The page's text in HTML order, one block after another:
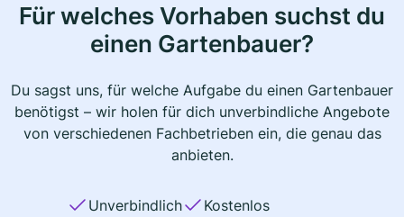
Für welches Vorhaben suchst du
einen Gartenbauer?
Du sagst uns, für welche Aufgabe du einen Gartenbauer
benötigst – wir holen für dich unverbindliche Angebote
von verschiedenen Fachbetrieben ein, die genau das
anbieten.
Unverbindlich
Kostenlos